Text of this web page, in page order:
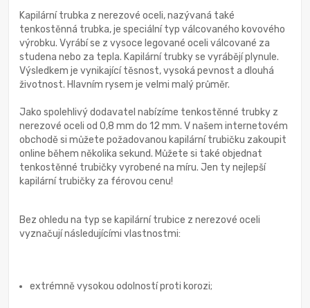
Kapilární trubka z nerezové oceli, nazývaná také
tenkostěnná trubka, je speciální typ válcovaného kovového
výrobku. Vyrábí se z vysoce legované oceli válcované za
studena nebo za tepla. Kapilární trubky se vyrábějí plynule.
Výsledkem je vynikající těsnost, vysoká pevnost a dlouhá
životnost. Hlavním rysem je velmi malý průměr.
Jako spolehlivý dodavatel nabízíme tenkostěnné trubky z
nerezové oceli od 0,8 mm do 12 mm. V našem internetovém
obchodě si můžete požadovanou kapilární trubičku zakoupit
online během několika sekund. Můžete si také objednat
tenkostěnné trubičky vyrobené na míru. Jen ty nejlepší
kapilární trubičky za férovou cenu!
Bez ohledu na typ se kapilární trubice z nerezové oceli
vyznačují následujícími vlastnostmi:
extrémně vysokou odolností proti korozi;